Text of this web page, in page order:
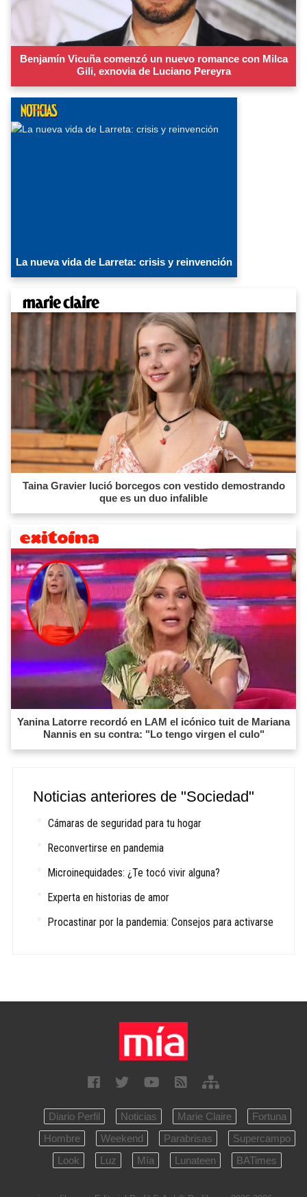
Benjamín Vicuña comenzó un nuevo romance con Milca
Gili, exnovia de Luciano Pereyra
La nueva vida de Larreta: crisis y reinvención
Taina Gravier lució borcegos con vestido demostrando
que es un duo infalible
Yanina Latorre recordó en LAM el icónico tuit de Mariana
Nannis en su contra: "Lo tengo virgen el culo"
Noticias anteriores de "Sociedad"
Cámaras de seguridad para tu hogar
Reconvertirse en pandemia
Microinequidades: ¿Te tocó vivir alguna?
Experta en historias de amor
Procastinar por la pandemia: Consejos para activarse
Diario Perfil Noticias Marie Claire
Fortuna
Hombre
Weekend Parabrisas
Supercampo
Look
Luz Mía Lunateen BATimes